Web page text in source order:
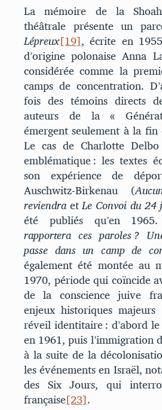
La mémoire de la
théâtrale présente un
Lépreux[19], écrite en
d’origine polonaise Anna
considérée comme la
camps de concentration.
fois des témoins directs
auteurs de la «
émergent seulement à la fin
Le cas de Charlotte
emblématique : les textes
son expérience de
Auschwitz-Birkenau (
reviendraetLe Convoi du 24
été publiés qu’en
rapportera ces paroles ?
passe dans un camp de
également été montée au
1970, période qui coïncide
de la conscience juive
enjeux historiques
réveil identitaire : d’abord
en 1961, puis l’immigration
à la suite de la
les événements en Israël,
des Six Jours, qui
française[23].